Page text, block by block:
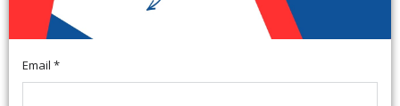
Venezia. Le Gallerie
Dell'Accademia
Email *